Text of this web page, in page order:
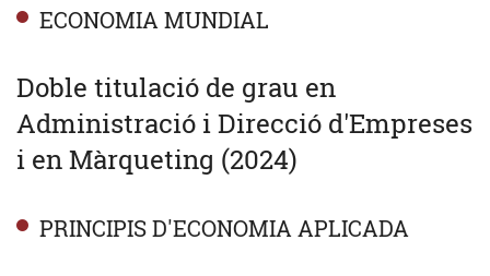
ECONOMIA MUNDIAL
Doble titulació de grau en
Administració i Direcció d'Empreses
i en Màrqueting (2024)
PRINCIPIS D'ECONOMIA APLICADA